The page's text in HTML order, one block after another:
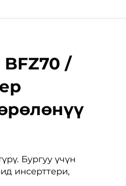
/
Бургуу үчүн
инсерттери,